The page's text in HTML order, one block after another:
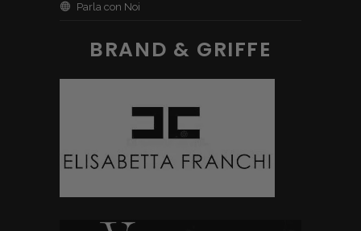
Parla con Noi
BRAND & GRIFFE